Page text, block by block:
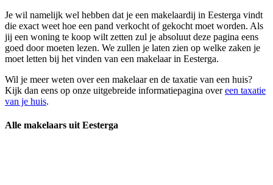
Je wil namelijk wel hebben dat je een makelaardij in Eesterga vindt
die exact weet hoe een pand verkocht of gekocht moet worden. Als
jij een woning te koop wilt zetten zul je absoluut deze pagina eens
goed door moeten lezen. We zullen je laten zien op welke zaken je
moet letten bij het vinden van een makelaar in Eesterga.
Wil je meer weten over een makelaar en de taxatie van een huis?
Kijk dan eens op onze uitgebreide informatiepagina overeen taxatie
van je huis.
Alle makelaars uit Eesterga